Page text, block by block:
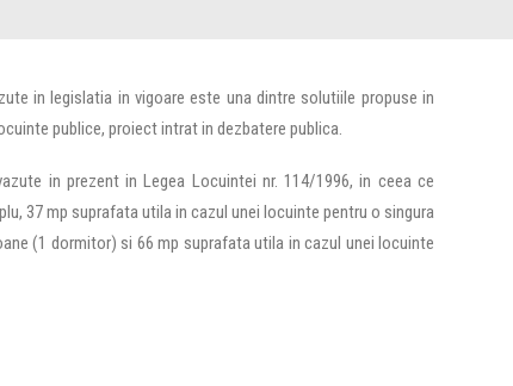
in legislatia in vigoare este una dintre solutiile propuse in
publice, proiect intrat in dezbatere publica.
in prezent in Legea Locuintei nr. 114/1996, in ceea ce
37 mp suprafata utila in cazul unei locuinte pentru o singura
(1 dormitor) si 66 mp suprafata utila in cazul unei locuinte